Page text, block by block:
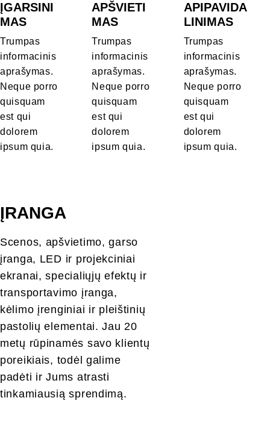
ĮGARSINI
MAS
Trumpas
informacinis
aprašymas.
Neque porro
quisquam
est qui
dolorem
ipsum quia.
APŠVIETI
MAS
Trumpas
informacinis
aprašymas.
Neque porro
quisquam
est qui
dolorem
ipsum quia.
APIPAVIDA
LINIMAS
Trumpas
informacinis
aprašymas.
Neque porro
quisquam
est qui
dolorem
ipsum quia.
ĮRANGA
Scenos, apšvietimo, garso
įranga, LED ir projekciniai
ekranai, specialiųjų efektų ir
transportavimo įranga,
kėlimo įrenginiai ir pleištinių
pastolių elementai. Jau 20
metų rūpinamės savo klientų
poreikiais, todėl galime
padėti ir Jums atrasti
tinkamiausią sprendimą.